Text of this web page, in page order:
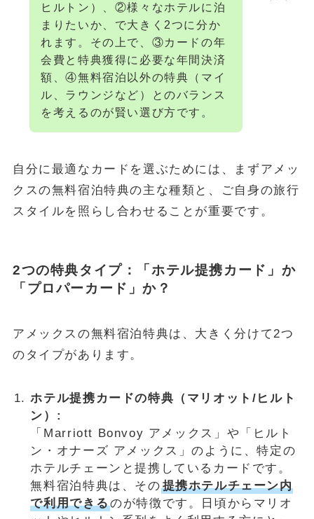
ヒルトン）、②様々なホテルに泊
まりたいか、で大きく2つに分か
れます。その上で、③カードの年
会費と特典獲得に必要な年間決済
額、④無料宿泊以外の特典（マイ
ル、ラウンジなど）とのバランス
を考えるのが賢い選び方です。
自分に最適なカードを選ぶためには、まずアメッ
クスの無料宿泊特典の主な種類と、ご自身の旅行
スタイルを照らし合わせることが重要です。
2つの特典タイプ：「ホテル提携カード」か
「プロパーカード」か？
アメックスの無料宿泊特典は、大きく分けて2つ
のタイプがあります。
ホテル提携カードの特典（マリオット/ヒルト
ン）:
「Marriott Bonvoy アメックス」や「ヒルト
ン・オナーズ アメックス」のように、特定の
ホテルチェーンと提携しているカードです。
無料宿泊特典は、その提携ホテルチェーン内
で利用できるのが特徴です。日頃からマリオ